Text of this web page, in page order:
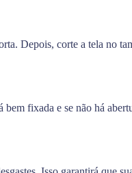
Depois, corte a tela no
bem fixada e se não há